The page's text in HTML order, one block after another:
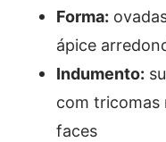
Forma:
ápice
Indumento:
com tricomas
faces